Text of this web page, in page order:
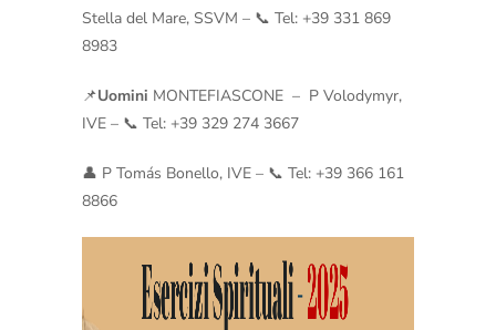
Stella del Mare, SSVM – 📞 Tel: +39 331 869
8983
📌Uomini MONTEFIASCONE – P Volodymyr,
IVE – 📞 Tel: +39 329 274 3667
👤 P Tomás Bonello, IVE – 📞 Tel: +39 366 161
8866